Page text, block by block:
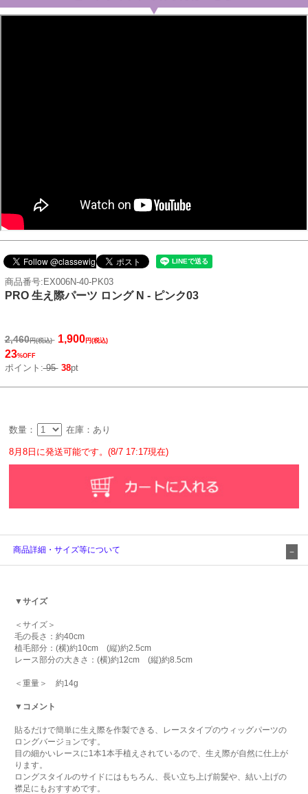
商品番号:EX006N-40-PK03
PRO 生え際パーツ ロング N - ピンク03
2,460円(税込) 1,900円(税込)
23%OFF
ポイント:95 38pt
数量： 在庫：あり
8月8日に発送可能です。(8/7 17:17現在)
商品詳細・サイズ等について
▼サイズ
＜サイズ＞
毛の長さ：約40cm
植毛部分：(横)約10cm (縦)約2.5cm
レース部分の大きさ：(横)約12cm (縦)約8.5cm
＜重量＞ 約14g
▼コメント
貼るだけで簡単に生え際を作製できる、レースタイプのウィッグパーツの
ロングバージョンです。
目の細かいレースに1本1本手植えされているので、生え際が自然に仕上が
ります。
ロングスタイルのサイドにはもちろん、長い立ち上げ前髪や、結い上げの
襟足にもおすすめです。